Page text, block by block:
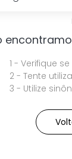
1 - Verifique
2 - Tente
3 - Utilize